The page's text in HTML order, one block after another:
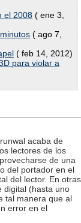
el 2008 ( ene 3,
( ago 7,
( feb 14, 2012)
para violar a
acaba de
lectores de los
de una
del portador en el
del lector. En otras
digital (hasta uno
tal manera que al
error en el